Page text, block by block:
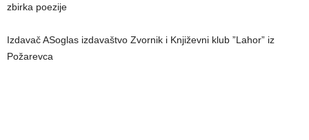
zbirka poezije
Izdavač ASoglas izdavaštvo Zvornik i Književni klub ”Lahor” iz
Požarevca